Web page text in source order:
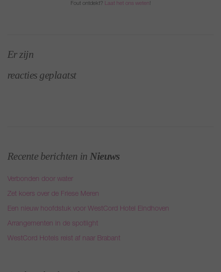
Fout ontdekt? Laat het ons weten!
Er zijn
reacties geplaatst
Recente berichten in Nieuws
Verbonden door water
Zet koers over de Friese Meren
Een nieuw hoofdstuk voor WestCord Hotel Eindhoven
Arrangementen in de spotlight
WestCord Hotels reist af naar Brabant